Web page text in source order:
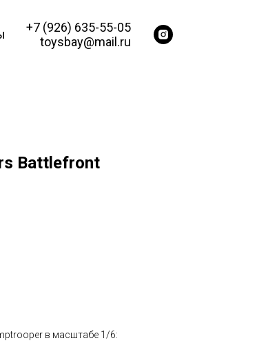
+7 (926) 635-55-05
toysbay@mail.ru
Battlefront
в масштабе 1/6: